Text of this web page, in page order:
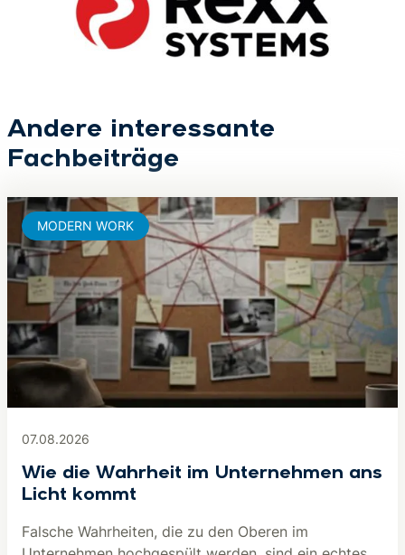
Andere interessante
Fachbeiträge
07.08.2026
Wie die Wahrheit im Unternehmen ans
Licht kommt
Falsche Wahrheiten, die zu den Oberen im
MODERN WORK